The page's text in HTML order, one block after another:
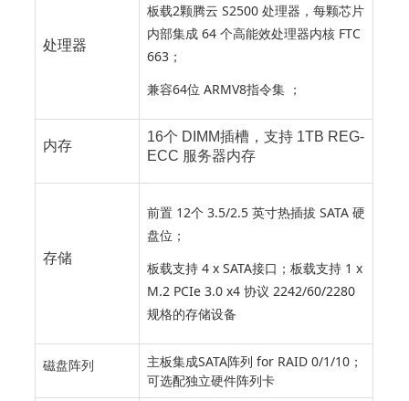
处理器
板载2颗腾云 S2500 处理器，每颗芯片
内部集成 64 个高能效处理器内核 FTC
663；
兼容64位 ARMV8指令集 ；
内存
16个 DIMM插槽，支持 1TB REG-
ECC 服务器内存
存储
前置 12个 3.5/2.5 英寸热插拔 SATA 硬
盘位；
板载支持 4 x SATA接口；板载支持 1 x
M.2 PCIe 3.0 x4 协议 2242/60/2280
规格的存储设备
磁盘阵列
主板集成SATA阵列 for RAID 0/1/10；
可选配独立硬件阵列卡